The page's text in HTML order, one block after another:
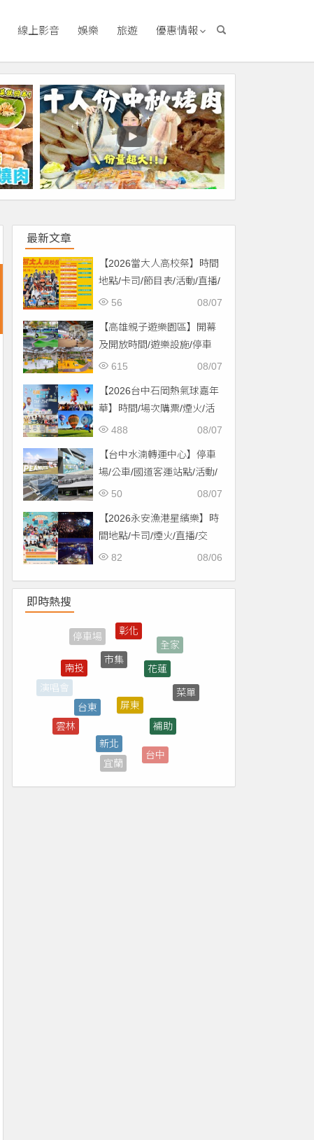
線上影音 娛樂 旅遊 優惠情報
最新文章
【2026當大人高校祭】時間
地點/卡司/節目表/活動/直播/
交通，免費入場！
08/07
56
【高雄親子遊樂園區】開幕
及開放時間/遊樂設施/停車
場/交通一次看！
08/07
615
【2026台中石岡熱氣球嘉年
華】時間/場次購票/煙火/活
動/交通，土牛運動公園登08/07
488
【台中水湳轉運中心】停車
場/公車/國道客運站點/活動/
交通，啟用免費停車！ 08/07
50
【2026永安漁港星繽樂】時
間地點/卡司/煙火/直播/交
通，免費入場！
08/06
82
即時熱搜
演唱會
市集
花蓮
7-ELEVEN
免費
台東
屏東
台中
宜蘭
新北